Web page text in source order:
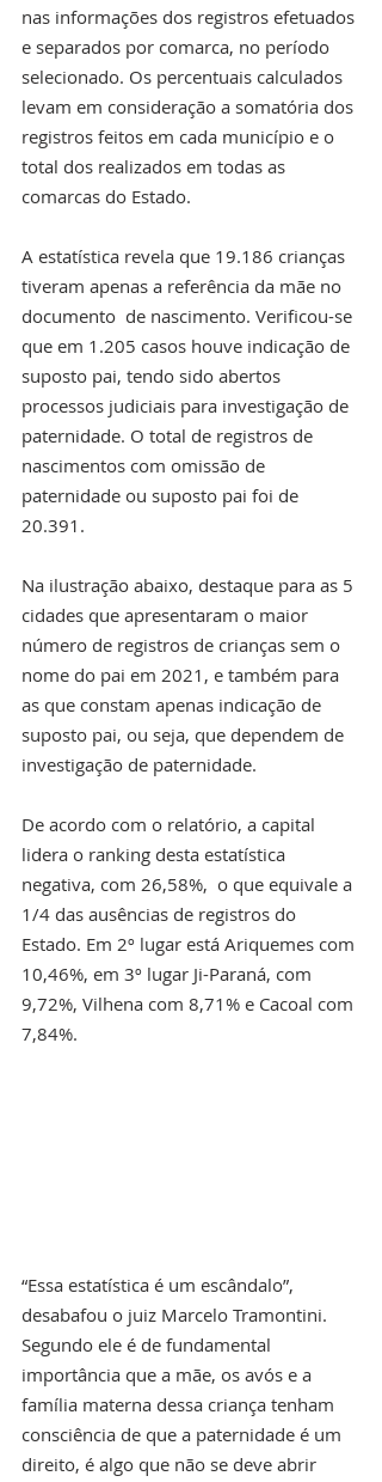
nas informações dos registros efetuados
e separados por comarca, no período
selecionado. Os percentuais calculados
levam em consideração a somatória dos
registros feitos em cada município e o
total dos realizados em todas as
comarcas do Estado.
A estatística revela que 19.186 crianças
tiveram apenas a referência da mãe no
documento  de nascimento. Verificou-se
que em 1.205 casos houve indicação de
suposto pai, tendo sido abertos
processos judiciais para investigação de
paternidade. O total de registros de
nascimentos com omissão de
paternidade ou suposto pai foi de
20.391.
Na ilustração abaixo, destaque para as 5
cidades que apresentaram o maior
número de registros de crianças sem o
nome do pai em 2021, e também para
as que constam apenas indicação de
suposto pai, ou seja, que dependem de
investigação de paternidade.
De acordo com o relatório, a capital
lidera o ranking desta estatística
negativa, com 26,58%,  o que equivale a
1/4 das ausências de registros do
Estado. Em 2º lugar está Ariquemes com
10,46%, em 3º lugar Ji-Paraná, com
9,72%, Vilhena com 8,71% e Cacoal com
7,84%.
“Essa estatística é um escândalo”,
desabafou o juiz Marcelo Tramontini.
Segundo ele é de fundamental
importância que a mãe, os avós e a
família materna dessa criança tenham
consciência de que a paternidade é um
direito, é algo que não se deve abrir